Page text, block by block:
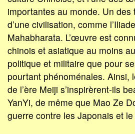
importantes au monde. Un des
d’une civilisation, comme
Mahabharata. L’œuvre est
chinois et asiatique au moins
politique et militaire que pour
pourtant phénoménales. Ainsi,
de l’ère Meiji s’inspirèrent-ils
YanYi, de même que Mao Ze
guerre contre les Japonais et